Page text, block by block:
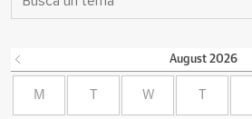
August 2026
M W